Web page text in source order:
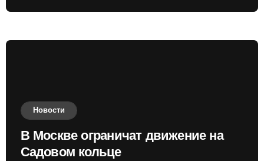
Новости
В Москве ограничат движение на
Садовом кольце